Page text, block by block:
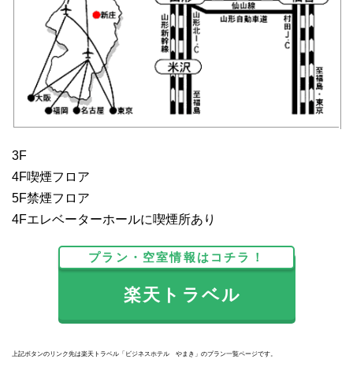
3F
4F喫煙フロア
5F禁煙フロア
4Fエレベーターホールに喫煙所あり
プラン・空室情報はコチラ！
楽天トラベル
上記ボタンのリンク先は楽天トラベル「ビジネスホテル やまき」のプラン一覧ページです。